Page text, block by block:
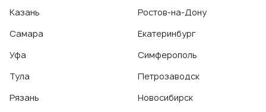
Казань
Самара
Уфа
Тула
Рязань
Ростов-на-Дону
Екатеринбург
Симферополь
Петрозаводск
Новосибирск